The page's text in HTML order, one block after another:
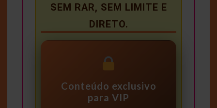
SEM RAR, SEM LIMITE E
DIRETO.
Conteúdo exclusivo
para VIP